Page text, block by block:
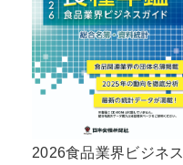
2026食品業界ビジネス